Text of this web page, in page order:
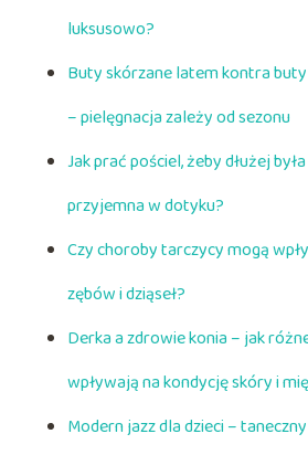
luksusowo?
Buty skórzane latem kontra
– pielęgnacja zależy od sezonu
Jak prać pościel, żeby dłużej
przyjemna w dotyku?
Czy choroby tarczycy mogą
zębów i dziąseł?
Derka a zdrowie konia – jak
wpływają na kondycję skóry i
Modern jazz dla dzieci –